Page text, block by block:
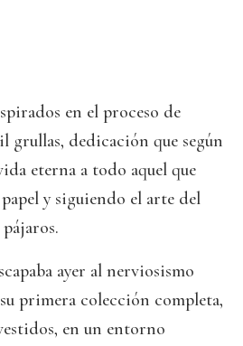
en el proceso de
grullas, dedicación que según
eterna a todo aquel que
y siguiendo el arte del
ayer al nerviosismo
primera colección completa,
en un entorno